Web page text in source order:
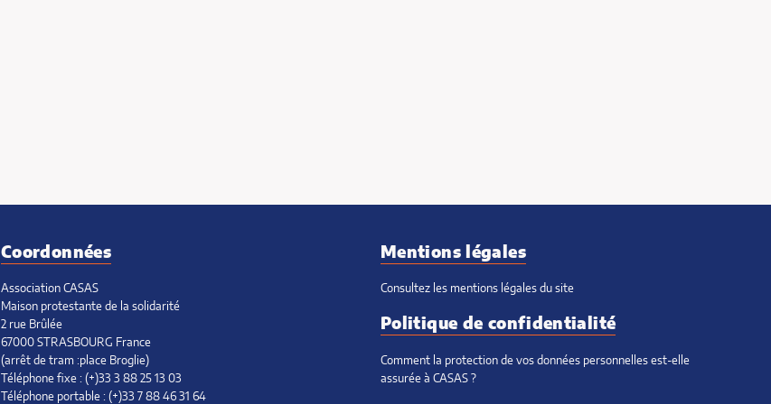
Coordonnées
Association CASAS
Maison protestante de la solidarité
2 rue Brûlée
67000 STRASBOURG France
(arrêt de tram :place Broglie)
Téléphone fixe : (+)33 3 88 25 13 03
Téléphone portable : (+)33 7 88 46 31 64
Mentions légales
Consultez les mentions légales du site
Politique de confidentialité
Comment la protection de vos données personnelles est-elle
assurée à CASAS ?